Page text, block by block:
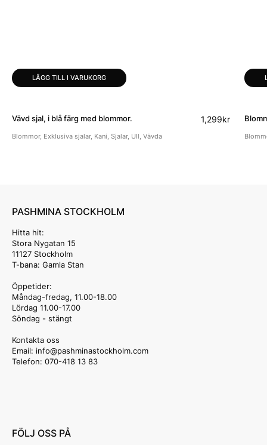
LÄGG TILL I VARUKORG
Vävd sjal, i blå färg med blommor. 1,299kr
Blommor, Exklusiva sjalar, Kani Sjalar, Ull Vävda
PASHMINA STOCKHOLM
Hitta hit:
Stora Nygatan 15
11127 Stockholm
T-bana: Gamla Stan
Öppetider:
Måndag-fredag, 11.00-18.00
Lördag 11.00-17.00
Söndag - stängt
Kontakta oss
Email: info@pashminastockholm.com
Telefon: 070-418 13 83
FÖLJ OSS PÅ